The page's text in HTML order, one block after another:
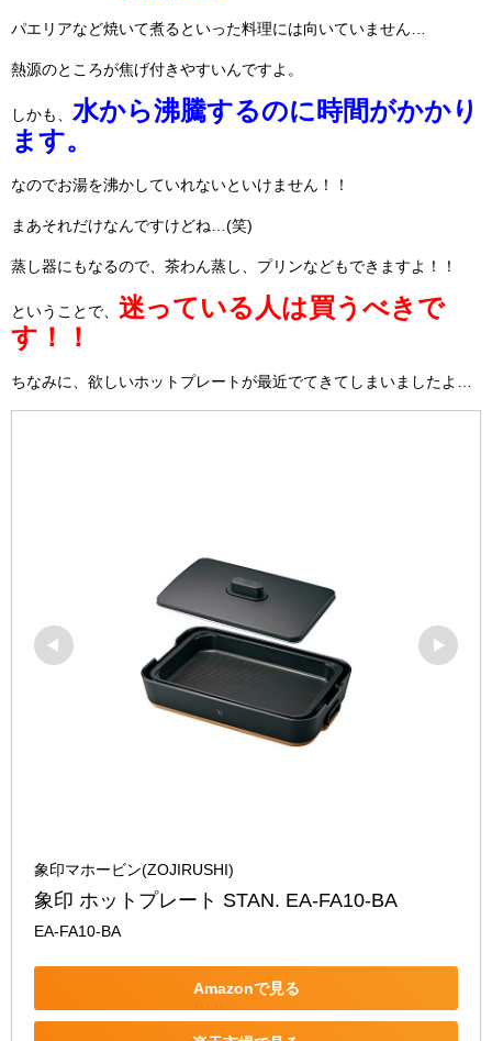
パエリアなど焼いて煮るといった料理には向いていません…
熱源のところが焦げ付きやすいんですよ。
しかも、 水から沸騰するのに時間がかかり
ます。
なのでお湯を沸かしていれないといけません！！
まあそれだけなんですけどね…(笑)
蒸し器にもなるので、茶わん蒸し、プリンなどもできますよ！！
ということで、 迷っている人は買うべきで
す！！
ちなみに、欲しいホットプレートが最近でてきてしまいましたよ…
象印マホービン(ZOJIRUSHI)
象印 ホットプレート STAN. EA-FA10-BA
EA-FA10-BA
Amazonで見る